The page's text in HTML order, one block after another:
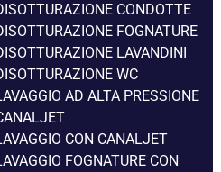
CONDOTTE
FOGNATURE
LAVANDINI
WC
AD ALTA PRESSIONE
CON CANALJET
FOGNATURE CON